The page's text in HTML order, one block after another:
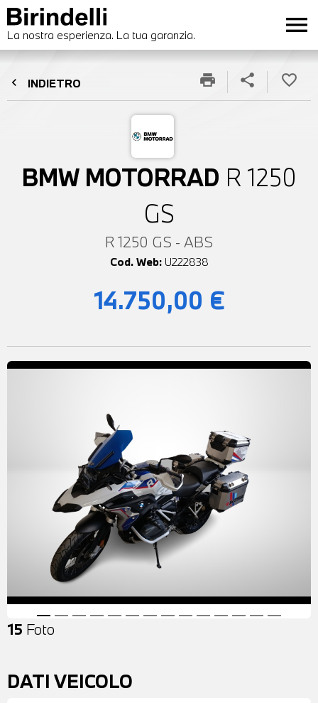
La nostra esperienza. La tua garanzia. menu
chevron_left INDIETRO
BMW MOTORRAD R 1250
GS
R 1250 GS - ABS
Cod. Web: U222838
print share favorite_border
14.750,00 €
15 Foto
DATI VEICOLO